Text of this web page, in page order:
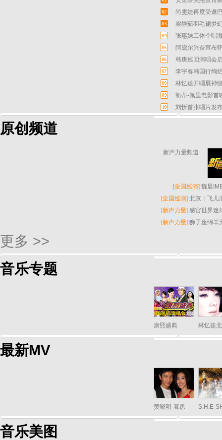
尚雯婕再度受邀
梁静茹羽毛裙梦
张惠妹工体个唱
阿黛尔兴奋宣布
韩庚巡回演唱会
李宇春韩国行绚
林忆莲开唱展神
凯蒂-佩里电影首
刘忻首张唱片发
原创频道
新声力量频道
[全国巡演] 魏晨
[全国巡演] 北京：飞儿
[新声力量] 感官世界迷
[新声力量] 狮子座绵羊
更多 >>
音乐专题
康熙盛典 林忆莲
最新MV
黄晓明-暮趴 S.H.E-
音乐美图